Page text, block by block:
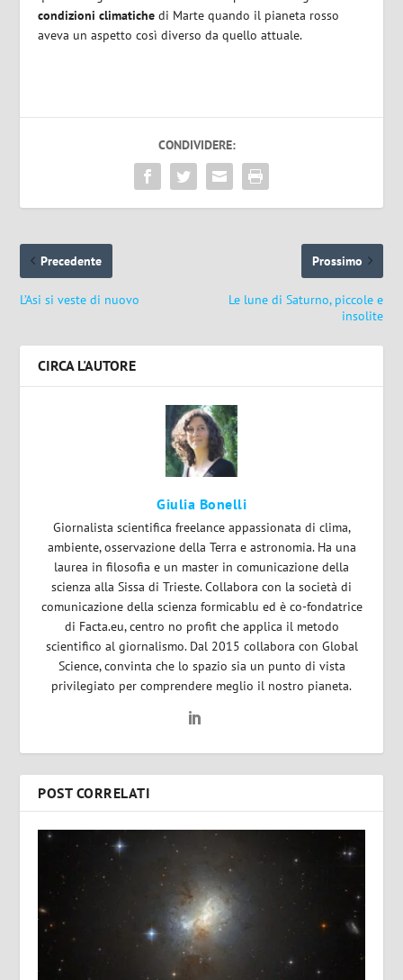
condizioni climatichedi Marte quando il pianeta rosso
aveva un aspetto così diverso da quello attuale.
CONDIVIDERE:
Precedente
L’Asi si veste di nuovo
Prossimo
Le lune di Saturno, piccole e
insolite
CIRCA L'AUTORE
Giulia Bonelli
Giornalista scientifica freelance appassionata di clima,
ambiente, osservazione della Terra e astronomia. Ha una
laurea in filosofia e un master in comunicazione della
scienza alla Sissa di Trieste. Collabora con la società di
comunicazione della scienza formicablu ed è co-fondatrice
di Facta.eu, centro no profit che applica il metodo
scientifico al giornalismo. Dal 2015 collabora con Global
Science, convinta che lo spazio sia un punto di vista
privilegiato per comprendere meglio il nostro pianeta.
POST CORRELATI